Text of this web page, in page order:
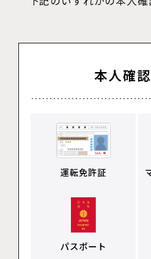
本人確
運転免許証
パスポート